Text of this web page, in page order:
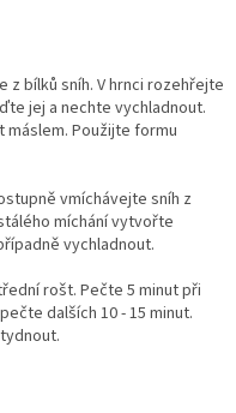
z bílků sníh. V hrnci rozehřejte
jej a nechte vychladnout.
máslem. Použijte formu
vmíchávejte sníh z
míchání vytvořte
vychladnout.
rošt. Pečte 5 minut při
dalších 10 - 15 minut.